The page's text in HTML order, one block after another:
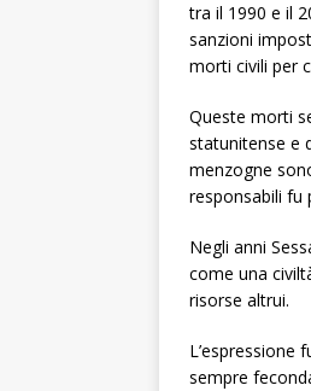
tra il 1990 e il
sanzioni
morti civili per
Queste morti
statunitense e
menzogne
responsabili fu
Negli anni
come una
risorse altrui.
L’espressione
sempre